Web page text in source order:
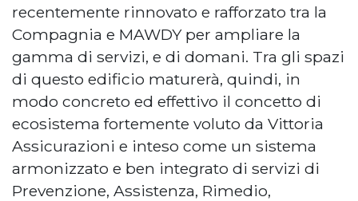
recentemente rinnovato e rafforzato tra la
Compagnia e MAWDY per ampliare la
gamma di servizi, e di domani. Tra gli spazi
di questo edificio maturerà, quindi, in
modo concreto ed effettivo il concetto di
ecosistema fortemente voluto da Vittoria
Assicurazioni e inteso come un sistema
armonizzato e ben integrato di servizi di
Prevenzione, Assistenza, Rimedio,